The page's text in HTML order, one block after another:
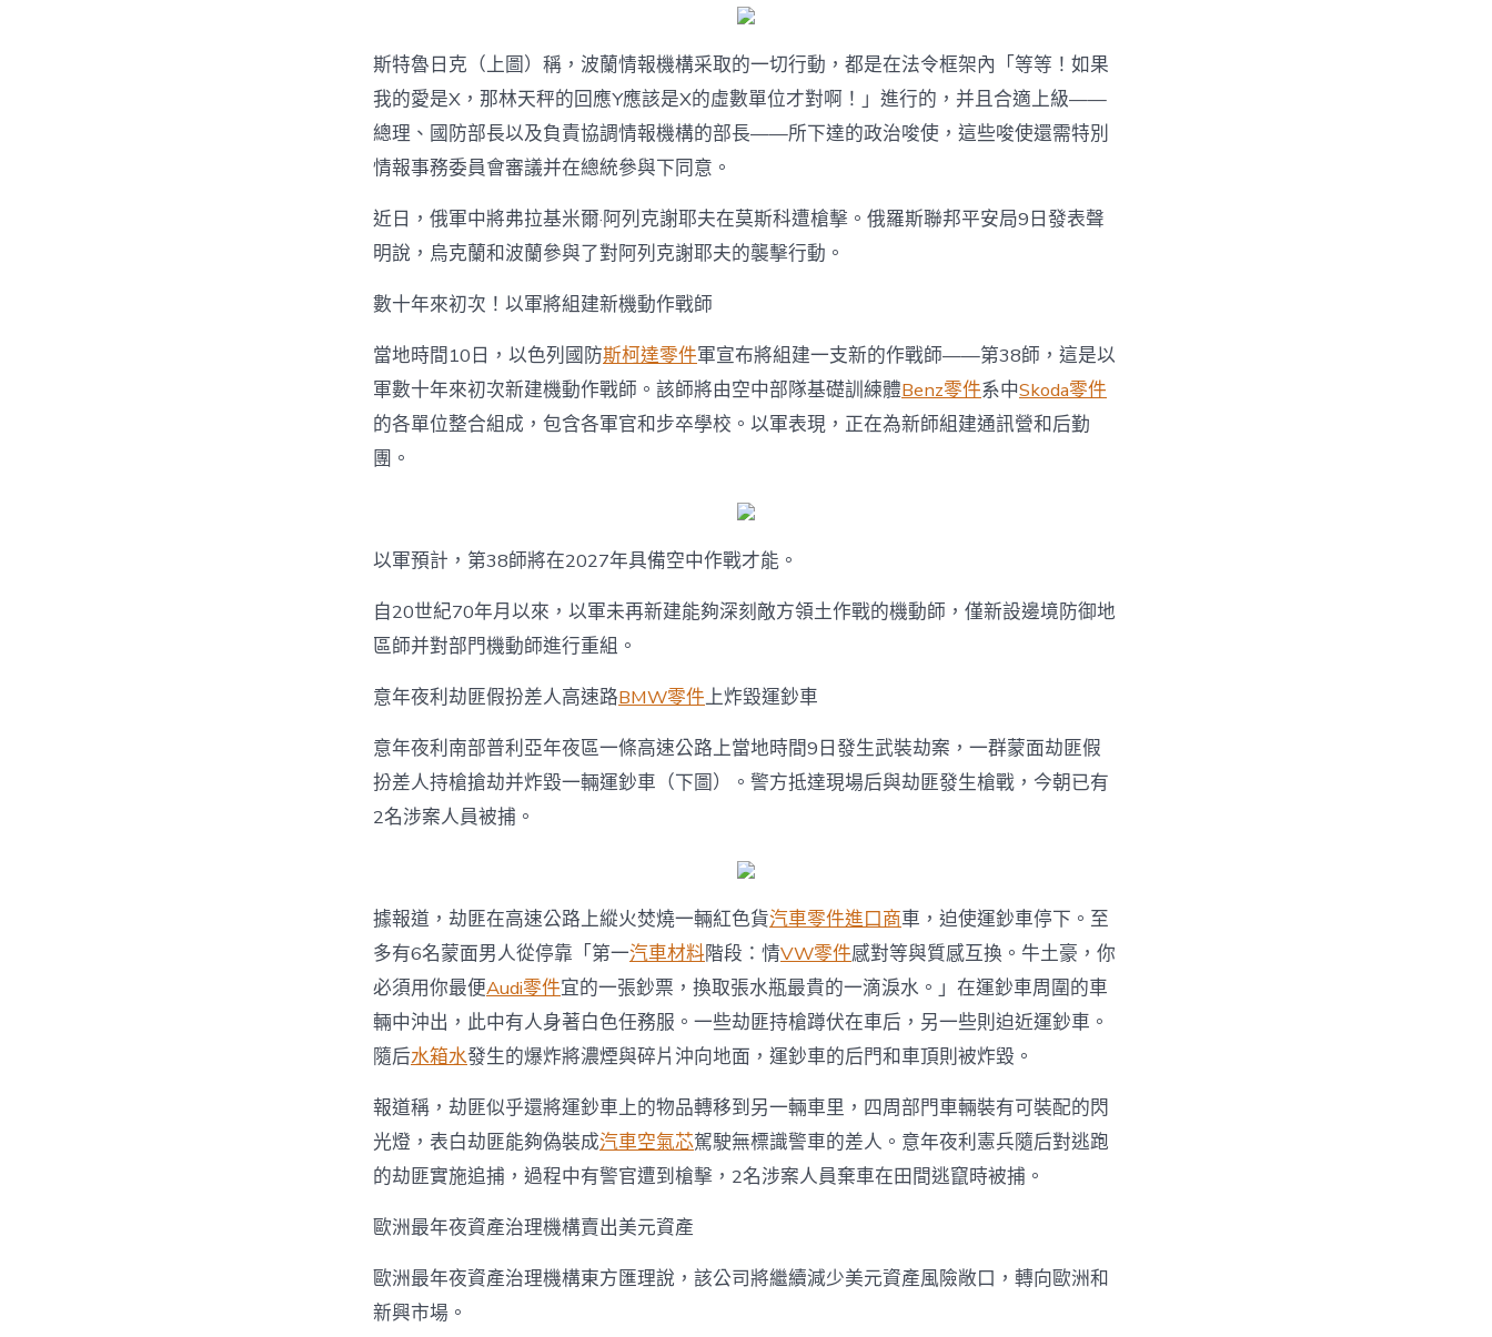
斯特魯日克（上圖）稱，波蘭情報機構采取的一切行動，都是在法令框架內「等等！如果
我的愛是X，那林天秤的回應Y應該是X的虛數單位才對啊！」進行的，并且合適上級——
總理、國防部長以及負責協調情報機構的部長——所下達的政治唆使，這些唆使還需特別
情報事務委員會審議并在總統參與下同意。
近日，俄軍中將弗拉基米爾·阿列克謝耶夫在莫斯科遭槍擊。俄羅斯聯邦平安局9日發表聲
明說，烏克蘭和波蘭參與了對阿列克謝耶夫的襲擊行動。
數十年來初次！以軍將組建新機動作戰師
當地時間10日，以色列國防斯柯達零件軍宣布將組建一支新的作戰師——第38師，這是以
軍數十年來初次新建機動作戰師。該師將由空中部隊基礎訓練體Benz零件系中Skoda零件
的各單位整合組成，包含各軍官和步卒學校。以軍表現，正在為新師組建通訊營和后勤
團。
以軍預計，第38師將在2027年具備空中作戰才能。
自20世紀70年月以來，以軍未再新建能夠深刻敵方領土作戰的機動師，僅新設邊境防御地
區師并對部門機動師進行重組。
意年夜利劫匪假扮差人高速路BMW零件上炸毀運鈔車
意年夜利南部普利亞年夜區一條高速公路上當地時間9日發生武裝劫案，一群蒙面劫匪假
扮差人持槍搶劫并炸毀一輛運鈔車（下圖）。警方抵達現場后與劫匪發生槍戰，今朝已有
2名涉案人員被捕。
據報道，劫匪在高速公路上縱火焚燒一輛紅色貨汽車零件進口商車，迫使運鈔車停下。至
多有6名蒙面男人從停靠「第一汽車材料階段：情VW零件感對等與質感互換。牛土豪，你
必須用你最便Audi零件宜的一張鈔票，換取張水瓶最貴的一滴淚水。」在運鈔車周圍的車
輛中沖出，此中有人身著白色任務服。一些劫匪持槍蹲伏在車后，另一些則迫近運鈔車。
隨后水箱水發生的爆炸將濃煙與碎片沖向地面，運鈔車的后門和車頂則被炸毀。
報道稱，劫匪似乎還將運鈔車上的物品轉移到另一輛車里，四周部門車輛裝有可裝配的閃
光燈，表白劫匪能夠偽裝成汽車空氣芯駕駛無標識警車的差人。意年夜利憲兵隨后對逃跑
的劫匪實施追捕，過程中有警官遭到槍擊，2名涉案人員棄車在田間逃竄時被捕。
歐洲最年夜資產治理機構賣出美元資產
歐洲最年夜資產治理機構東方匯理說，該公司將繼續減少美元資產風險敞口，轉向歐洲和
新興市場。